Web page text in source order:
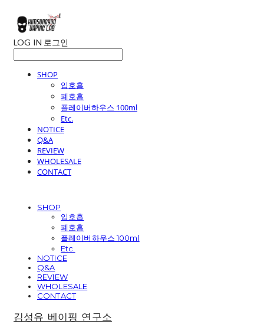
LOG IN 로그인
SHOP
입호흡
폐호흡
플레이버하우스 100ml
Etc.
NOTICE
Q&A
REVIEW
WHOLESALE
CONTACT
SHOP
입호흡
폐호흡
플레이버하우스 100ml
Etc.
NOTICE
Q&A
REVIEW
WHOLESALE
CONTACT
김성유 베이핑 연구소